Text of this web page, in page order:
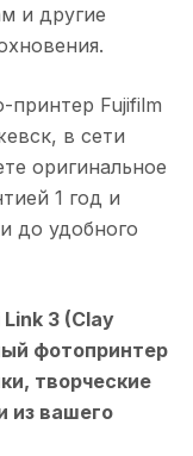
и другие
принтер Fujifilm
, в сети
оригинальное
1 год и
до удобного
3 (Clay
фотопринтер
творческие
из вашего